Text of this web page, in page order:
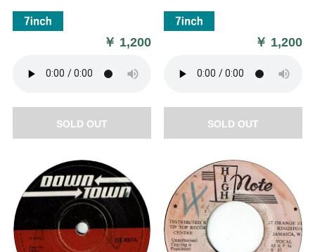
￥ 1,200
SOLD OUT
￥ 1,200
SOLD OUT